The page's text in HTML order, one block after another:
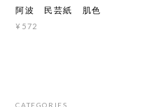
阿波 民芸紙 肌色
¥572
CATEGORIES